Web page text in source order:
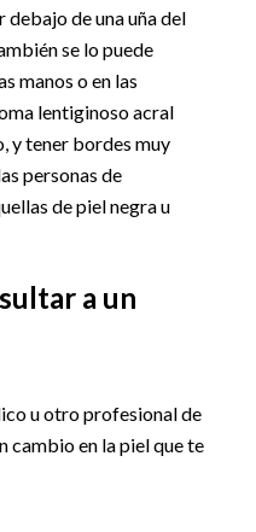
de una uña del
se lo puede
manos o en las
lentiginoso acral
y tener bordes muy
personas de
de piel negra u
a un
u otro profesional de
cambio en la piel que te